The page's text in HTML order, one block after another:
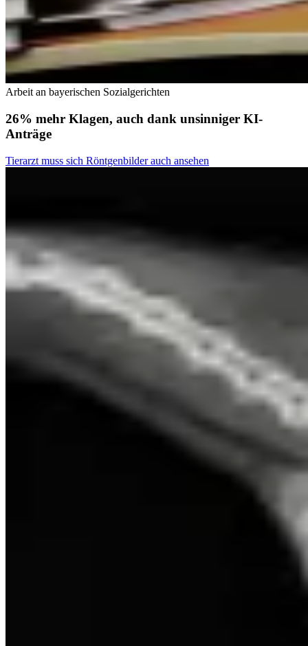
Arbeit an bayerischen Sozialgerichten
26% mehr Klagen, auch dank unsinniger KI-
Anträge
Tierarzt muss sich Röntgenbilder auch ansehen